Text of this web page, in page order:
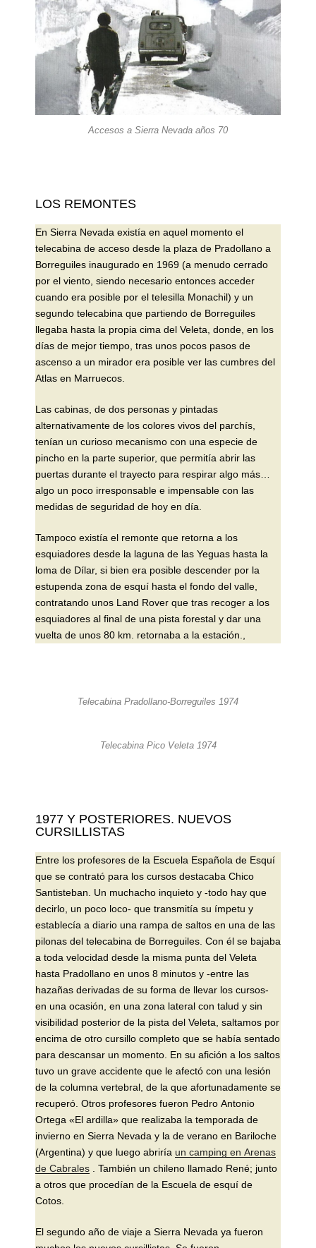
Accesos a Sierra Nevada años 70
LOS REMONTES
En Sierra Nevada existía en aquel momento el
telecabina de acceso desde la plaza de Pradollano a
Borreguiles inaugurado en 1969 (a menudo cerrado
por el viento, siendo necesario entonces acceder
cuando era posible por el telesilla Monachil) y un
segundo telecabina que partiendo de Borreguiles
llegaba hasta la propia cima del Veleta, donde, en los
días de mejor tiempo, tras unos pocos pasos de
ascenso a un mirador era posible ver las cumbres del
Atlas en Marruecos.
Las cabinas, de dos personas y pintadas
alternativamente de los colores vivos del parchís,
tenían un curioso mecanismo con una especie de
pincho en la parte superior, que permitía abrir las
puertas durante el trayecto para respirar algo más…
algo un poco irresponsable e impensable con las
medidas de seguridad de hoy en día.
Tampoco existía el remonte que retorna a los
esquiadores desde la laguna de las Yeguas hasta la
loma de Dílar, si bien era posible descender por la
estupenda zona de esquí hasta el fondo del valle,
contratando unos Land Rover que tras recoger a los
esquiadores al final de una pista forestal y dar una
vuelta de unos 80 km. retornaba a la estación.,
Telecabina Pradollano-Borreguiles 1974
Telecabina Pico Veleta 1974
1977 Y POSTERIORES. NUEVOS
CURSILLISTAS
Entre los profesores de la Escuela Española de Esquí
que se contrató para los cursos destacaba Chico
Santisteban. Un muchacho inquieto y -todo hay que
decirlo, un poco loco- que transmitía su ímpetu y
establecía a diario una rampa de saltos en una de las
pilonas del telecabina de Borreguiles. Con él se bajaba
a toda velocidad desde la misma punta del Veleta
hasta Pradollano en unos 8 minutos y -entre las
hazañas derivadas de su forma de llevar los cursos-
en una ocasión, en una zona lateral con talud y sin
visibilidad posterior de la pista del Veleta, saltamos por
encima de otro cursillo completo que se había sentado
para descansar un momento. En su afición a los saltos
tuvo un grave accidente que le afectó con una lesión
de la columna vertebral, de la que afortunadamente se
recuperó. Otros profesores fueron Pedro Antonio
Ortega «El ardilla» que realizaba la temporada de
invierno en Sierra Nevada y la de verano en Bariloche
(Argentina) y que luego abriría un camping en Arenas
de Cabrales . También un chileno llamado René; junto
a otros que procedían de la Escuela de esquí de
Cotos.
El segundo año de viaje a Sierra Nevada ya fueron